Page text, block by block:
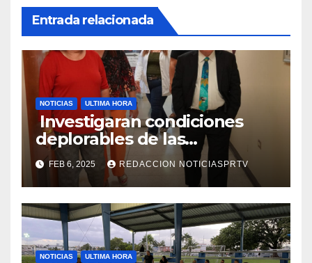
Entrada relacionada
NOTICIAS ULTIMA HORA
Investigaran condiciones
deplorables de las
facilidades el Departamento
de la Salud en Mayagüez
FEB 6, 2025 REDACCION NOTICIASPRTV
NOTICIAS ULTIMA HORA